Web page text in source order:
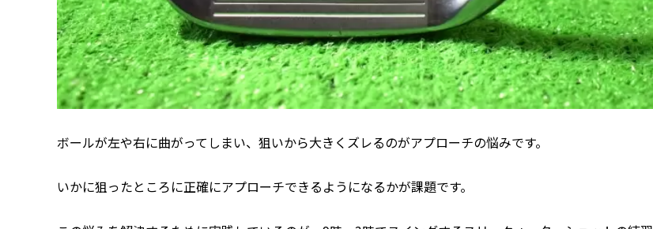
ボールが左や右に曲がってしまい、狙いから大きくズレるのがアプローチの悩みです。
いかに狙ったところに正確にアプローチできるようになるかが課題です。